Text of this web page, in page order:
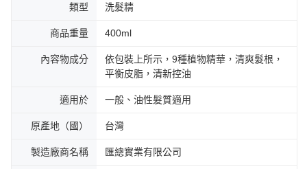
類型 洗髮精
商品重量 400ml
內容物成分
依包裝上所示，9種植物精華，清爽髮根，
平衡皮脂，清新控油
適用於 一般、油性髮質適用
原產地（國） 台灣
製造廠商名稱 匯總實業有限公司